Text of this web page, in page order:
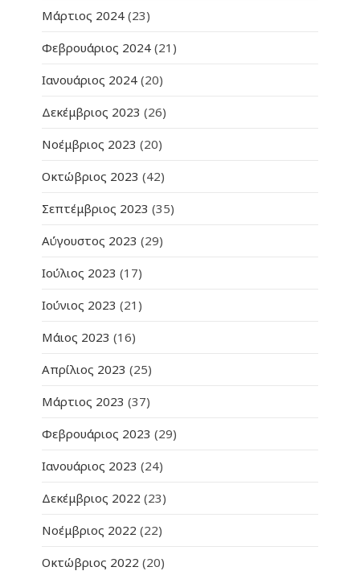
Μάρτιος 2024 (23)
Φεβρουάριος 2024 (21)
Ιανουάριος 2024 (20)
Δεκέμβριος 2023 (26)
Νοέμβριος 2023 (20)
Οκτώβριος 2023 (42)
Σεπτέμβριος 2023 (35)
Αύγουστος 2023 (29)
Ιούλιος 2023 (17)
Ιούνιος 2023 (21)
Μάιος 2023 (16)
Απρίλιος 2023 (25)
Μάρτιος 2023 (37)
Φεβρουάριος 2023 (29)
Ιανουάριος 2023 (24)
Δεκέμβριος 2022 (23)
Νοέμβριος 2022 (22)
Οκτώβριος 2022 (20)